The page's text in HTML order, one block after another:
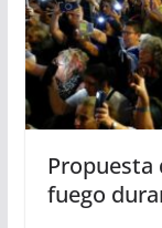
Propuesta
fuego